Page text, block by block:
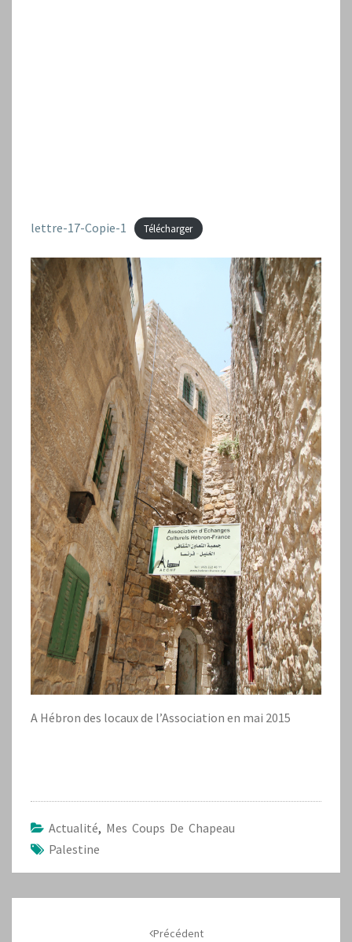
lettre-17-Copie-1 Télécharger
A Hébron des locaux de l’Association en mai 2015
Actualité, Mes Coups De Chapeau
Palestine
Précédent